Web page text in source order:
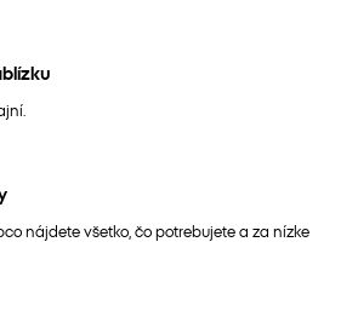
nájdete všetko, čo potrebujete a za nízke